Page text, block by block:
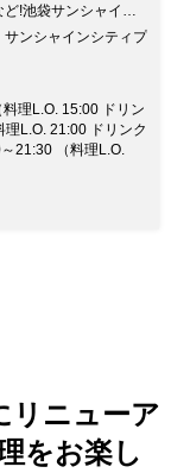
!池袋サンシャイン
ンです。完全個室で
顔合わせ：コース全
6,000～、献杯用ド
までの個室が5室、
ラン：コース料理＋
ビス料含む)より
ンシャインシティプ
理L.O. 15:00 ドリン
L.O. 21:00 ドリンク
21:30 （料理L.O.
リニューア
をお楽し